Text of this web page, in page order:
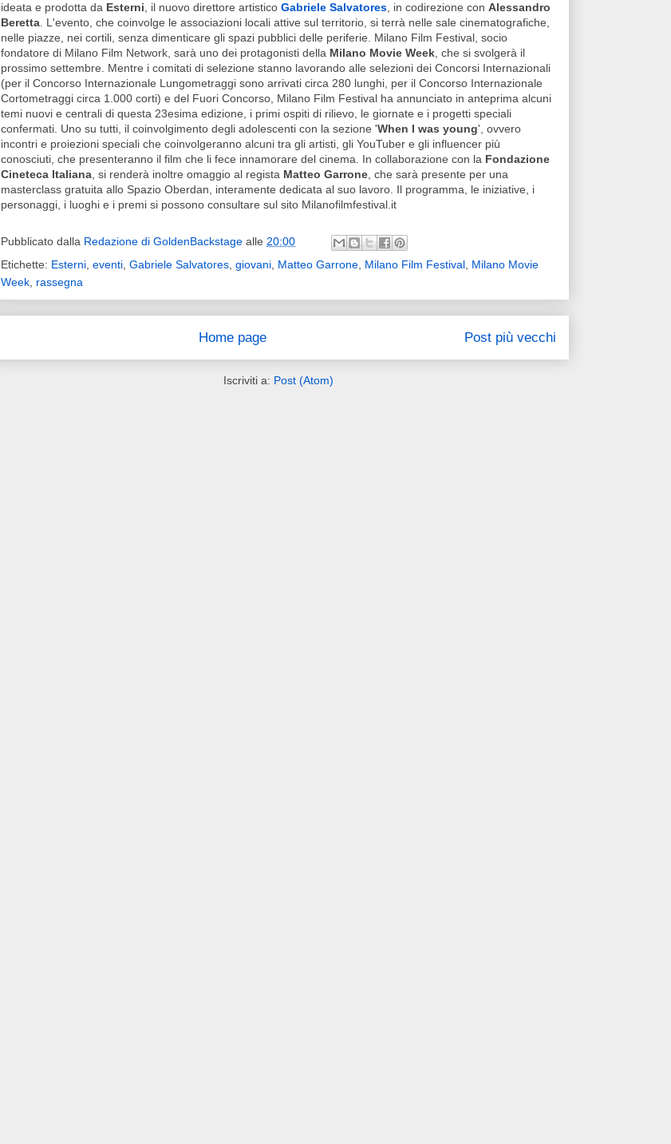
ideata e prodotta da Esterni, il nuovo direttore artistico Gabriele Salvatores, in codirezione con Alessandro
Beretta. L'evento, che coinvolge le associazioni locali attive sul territorio, si terrà nelle sale cinematografiche,
nelle piazze, nei cortili, senza dimenticare gli spazi pubblici delle periferie. Milano Film Festival, socio
fondatore di Milano Film Network, sarà uno dei protagonisti della Milano Movie Week, che si svolgerà il
prossimo settembre. Mentre i comitati di selezione stanno lavorando alle selezioni dei Concorsi Internazionali
(per il Concorso Internazionale Lungometraggi sono arrivati circa 280 lunghi, per il Concorso Internazionale
Cortometraggi circa 1.000 corti) e del Fuori Concorso, Milano Film Festival ha annunciato in anteprima alcuni
temi nuovi e centrali di questa 23esima edizione, i primi ospiti di rilievo, le giornate e i progetti speciali
confermati. Uno su tutti, il coinvolgimento degli adolescenti con la sezione 'When I was young', ovvero
incontri e proiezioni speciali che coinvolgeranno alcuni tra gli artisti, gli YouTuber e gli influencer più
conosciuti, che presenteranno il film che li fece innamorare del cinema. In collaborazione con la Fondazione
Cineteca Italiana, si renderà inoltre omaggio al regista Matteo Garrone, che sarà presente per una
masterclass gratuita allo Spazio Oberdan, interamente dedicata al suo lavoro. Il programma, le iniziative, i
personaggi, i luoghi e i premi si possono consultare sul sito Milanofilmfestival.it
Pubblicato dalla Redazione di GoldenBackstage alle 20:00
Etichette: Esterni, eventi, Gabriele Salvatores, giovani, Matteo Garrone, Milano Film Festival, Milano Movie
Week, rassegna
Post più vecchi
Home page
Iscriviti a: Post (Atom)